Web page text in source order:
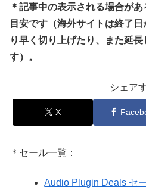
＊記事中の表示される場合が
目安です（海外サイトは終了
り早く切り上げたり、また延
す）。
シェア
X
＊セール一覧：
Audio Plugin Deals セ